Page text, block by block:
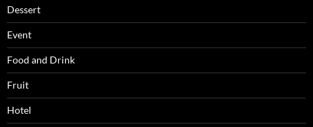
Dessert
Event
Food and Drink
Fruit
Hotel